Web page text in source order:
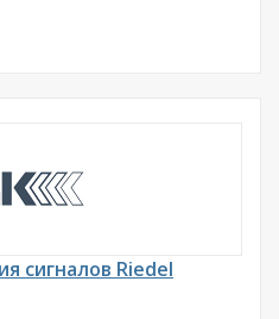
сигналов Riedel